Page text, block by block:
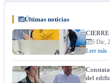
Últimas noticias
5 Dic,
Leer más
del